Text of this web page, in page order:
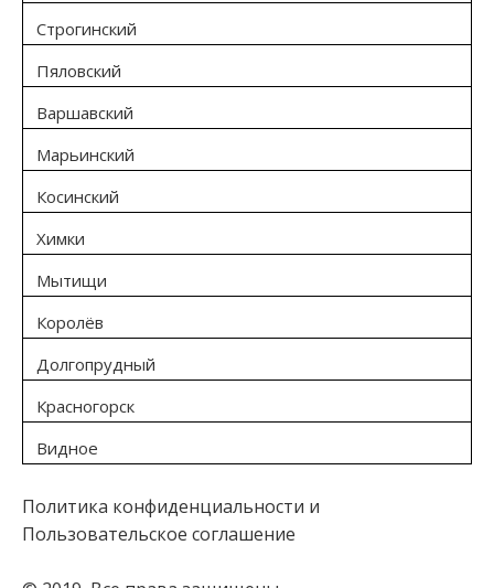
Строгинский
Пяловский
Варшавский
Марьинский
Косинский
Химки
Мытищи
Королёв
Долгопрудный
Красногорск
Видное
Политика конфиденциальности и
Пользовательское соглашение